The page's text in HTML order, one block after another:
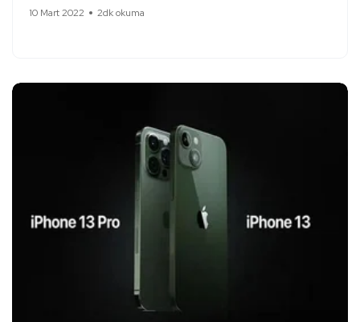
10 Mart 2022 2dk okuma